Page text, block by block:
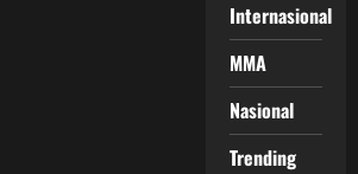
Internasional
MMA
Nasional
Trending